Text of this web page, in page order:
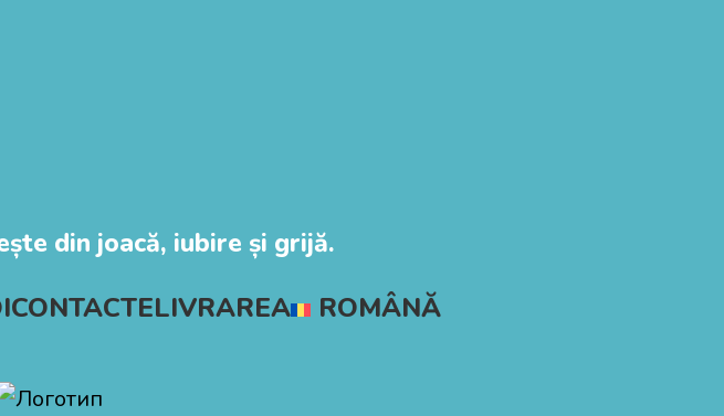
din joacă, iubire și grijă.
CONTACTELIVRAREA
ROMÂNĂ